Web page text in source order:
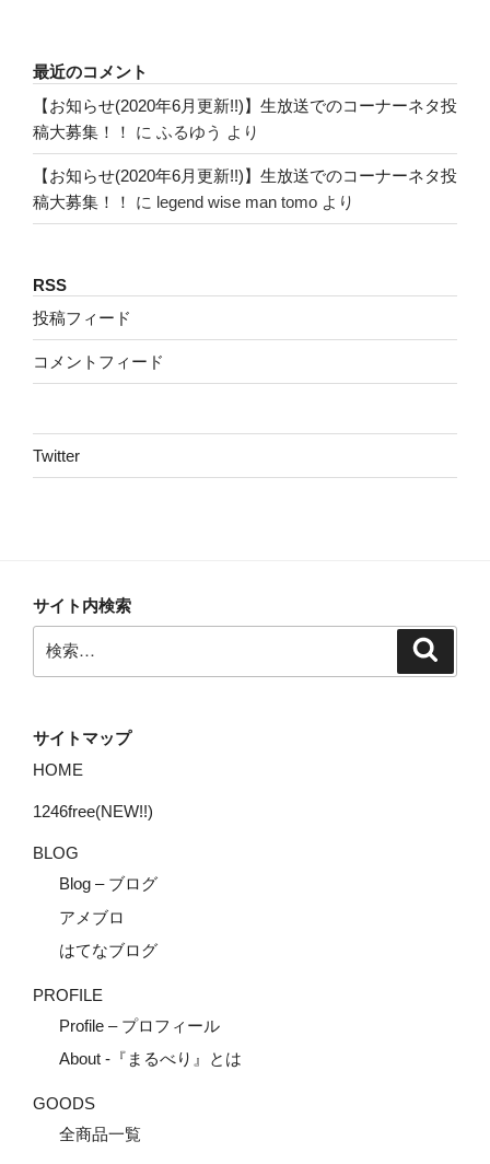
最近のコメント
【お知らせ(2020年6月更新!!)】生放送でのコーナーネタ投
稿大募集！！
に ふるゆう より
【お知らせ(2020年6月更新!!)】生放送でのコーナーネタ投
稿大募集！！
に legend wise man tomo より
RSS
投稿フィード
コメントフィード
Twitter
サイト内検索
索:
サイトマップ
HOME
1246free(NEW!!)
BLOG
Blog – ブログ
アメブロ
はてなブログ
PROFILE
Profile – プロフィール
About -『まるべり』とは
GOODS
全商品一覧